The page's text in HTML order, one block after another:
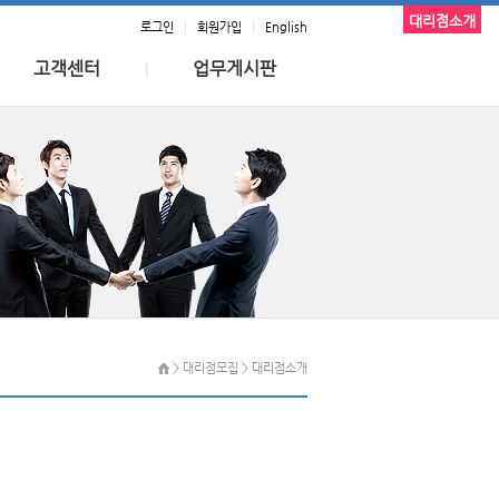
로그인 회원가입 English
고객센터 업무게시판
> 대리점모집 > 대리점소개
대리점소개